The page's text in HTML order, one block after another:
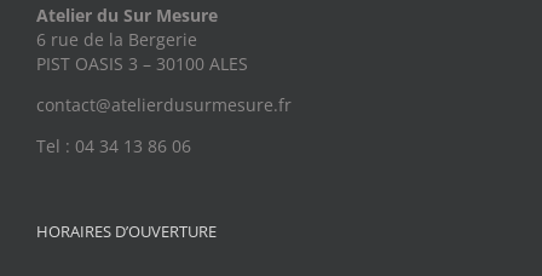
Atelier du Sur Mesure
6 rue de la Bergerie
PIST OASIS 3 – 30100 ALES
contact@atelierdusurmesure.fr
Tel : 04 34 13 86 06
HORAIRES D’OUVERTURE